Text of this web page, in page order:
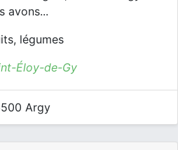
avons...
légumes
Éloy-de-Gy
Argy